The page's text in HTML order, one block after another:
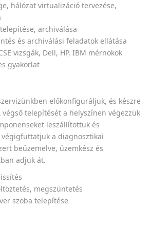
hálózat virtualizáció tervezése,
archiválása
és archiválási feladatok ellátása
vizsgák, Dell, HP, IBM mérnökök
gyakorlat
előkonfiguráljuk, és készre
telepítését a helyszínen végezzük
leszállítottuk és
a diagnosztikai
beüzemelve, üzemkész és
adjuk át.
megszüntetés
szoba telepítése